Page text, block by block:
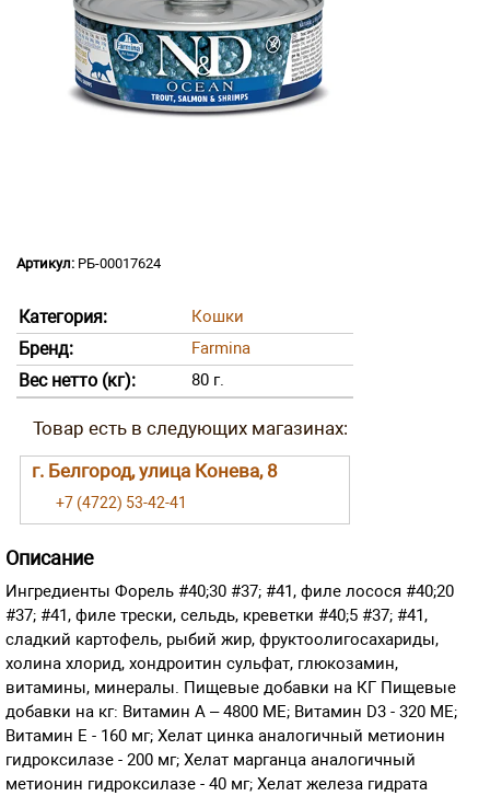
Артикул: РБ-00017624
Категория: Кошки
Бренд: Farmina
Вес нетто (кг): 80 г.
г. Белгород, улица Конева, 8
+7 (4722) 53-42-41
Описание
Ингредиенты Форель #40;30 #37; #41, филе лосося #40;20
#37; #41, филе трески, сельдь, креветки #40;5 #37; #41,
сладкий картофель, рыбий жир, фруктоолигосахариды,
холина хлорид, хондроитин сульфат, глюкозамин,
витамины, минералы. Пищевые добавки на КГ Пищевые
добавки на кг: Витамин А – 4800 МЕ; Витамин D3 - 320 МЕ;
Витамин Е - 160 мг; Хелат цинка аналогичный метионин
гидроксилазе - 200 мг; Хелат марганца аналогичный
метионин гидроксилазе - 40 мг; Хелат железа гидрата